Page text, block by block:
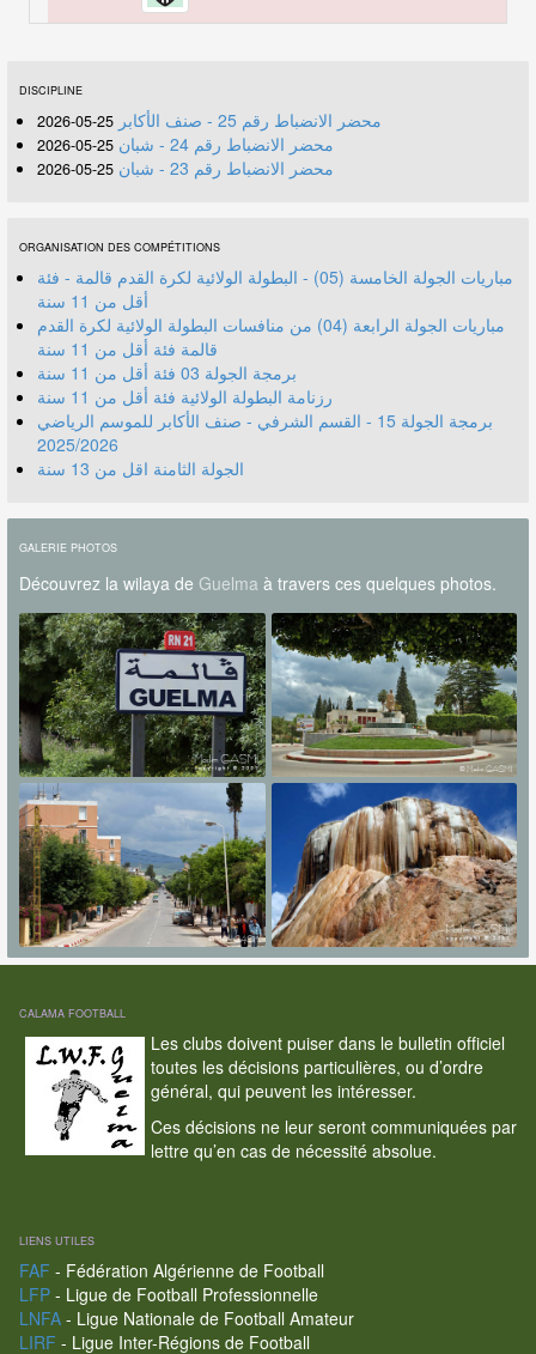
DISCIPLINE
محضر الانضباط رقم 25 - صنف الأكابر 25-05-2026
محضر الانضباط رقم 24 - شبان 25-05-2026
محضر الانضباط رقم 23 - شبان 25-05-2026
ORGANISATION DES COMPÉTITIONS
مباريات الجولة الخامسة (05) - البطولة الولائية لكرة القدم قالمة - فئة
أقل من 11 سنة
مباريات الجولة الرابعة (04) من منافسات البطولة الولائية لكرة القدم
قالمة فئة أقل من 11 سنة
برمجة الجولة 03 فئة أقل من 11 سنة
رزنامة البطولة الولائية فئة أقل من 11 سنة
برمجة الجولة 15 - القسم الشرفي - صنف الأكابر للموسم الرياضي
2025/2026
الجولة الثامنة اقل من 13 سنة
GALERIE PHOTOS
Découvrez la wilaya de Guelma à travers ces quelques photos.
CALAMA FOOTBALL
Les clubs doivent puiser dans le bulletin officiel
toutes les décisions particulières, ou d’ordre
général, qui peuvent les intéresser.
Ces décisions ne leur seront communiquées par
lettre qu’en cas de nécessité absolue.
LIENS UTILES
FAF - Fédération Algérienne de Football
LFP- Ligue de Football Professionnelle
LNFA- Ligue Nationale de Football Amateur
LIRF - Ligue Inter-Régions de Football